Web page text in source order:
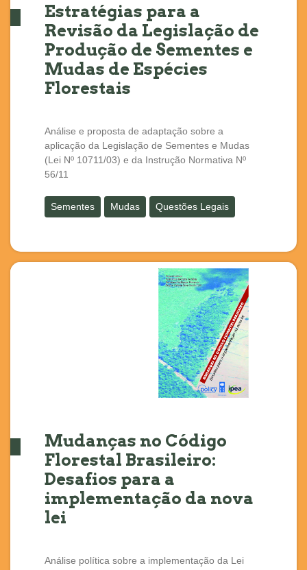
Estratégias para a
Revisão da Legislação de
Produção de Sementes e
Mudas de Espécies
Florestais
Análise e proposta de adaptação sobre a
aplicação da Legislação de Sementes e Mudas
(Lei Nº 10711/03) e da Instrução Normativa Nº
56/11
Sementes Mudas Questões Legais
Mudanças no Código
Florestal Brasileiro:
Desafios para a
implementação da nova
lei
Análise política sobre a implementação da Lei